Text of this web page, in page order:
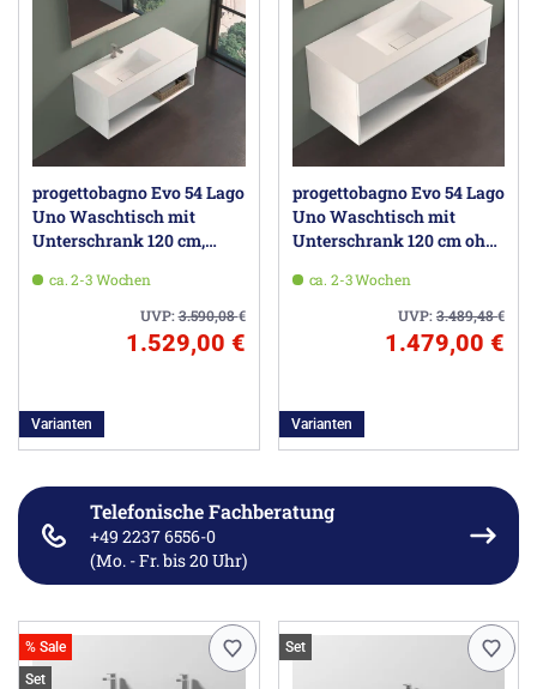
progettobagno Evo 54 Lago
Uno Waschtisch mit
Unterschrank 120 cm,
ca. 2-3 Wochen
UVP:3.590,08€
1.529,00 €
Varianten
progettobagno Evo 54 Lago
Uno Waschtisch mit
Unterschrank 120 cm ohne
ca. 2-3 Wochen
UVP:3.489,48€
1.479,00 €
Varianten
Telefonische Fachberatung
+49 2237 6556-0
(Mo. - Fr. bis 20 Uhr)
% Sale
Set
Set